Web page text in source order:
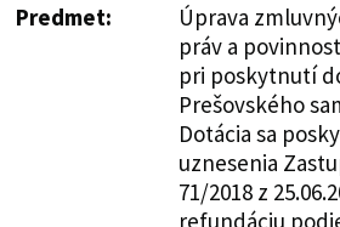
Predmet:
Úprava
práv a
pri poskytnutí
Prešovského
Dotácia sa
uznesenia
71/2018 z
refundáciu